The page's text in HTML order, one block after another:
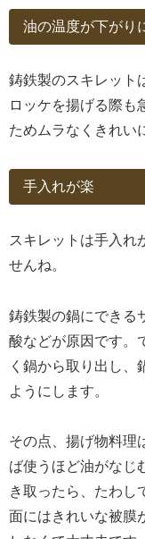
油の温度が下がり
鋳鉄製のスキレット
ロッケを揚げる際も
ためムラなくきれい
手入れが楽
スキレットは手入れ
せんね。
鋳鉄製の鍋にできる
酸などが原因です。
く鍋から取り出し、
ようにします。
その点、揚げ物料理
ば使うほど油がなじ
き取ったら、たわし
面にはきれいな被膜